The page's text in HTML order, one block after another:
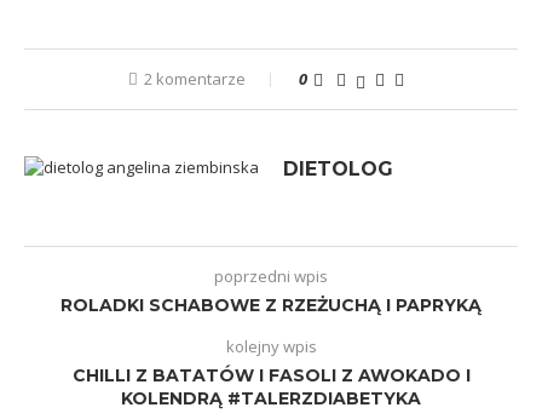
2 komentarze 0
DIETOLOG
poprzedni wpis
ROLADKI SCHABOWE Z RZEŻUCHĄ I PAPRYKĄ
kolejny wpis
CHILLI Z BATATÓW I FASOLI Z AWOKADO I
KOLENDRĄ #TALERZDIABETYKA